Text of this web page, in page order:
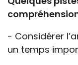
- Considérer
un temps